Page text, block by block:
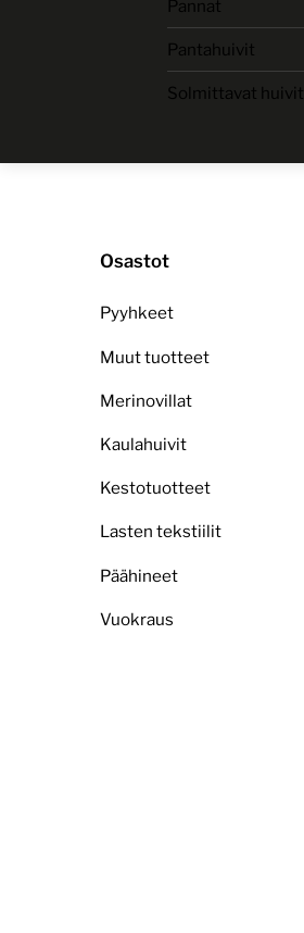
Pannat
Pantahuivit
Solmittavat huivit
Osastot
Pyyhkeet
Muut tuotteet
Merinovillat
Kaulahuivit
Kestotuotteet
Lasten tekstiilit
Päähineet
Vuokraus